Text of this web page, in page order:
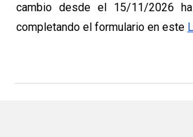
cambio desde el 15/11/2026
completando el formulario en este